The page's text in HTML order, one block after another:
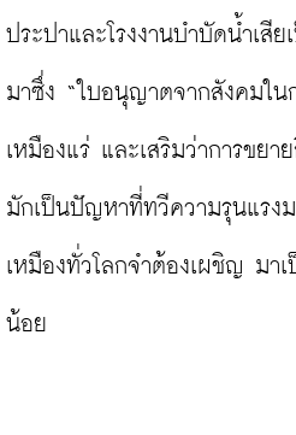
ประปาและโรงงานบำบัดน้ำเสีย
มาซึ่ง “ใบอนุญาตจากสังคมใน
เหมืองแร่ และเสริมว่าการขยา
มักเป็นปัญหาที่ทวีความรุนแรง
เหมืองทั่วโลกจำต้องเผชิญ มา
น้อย